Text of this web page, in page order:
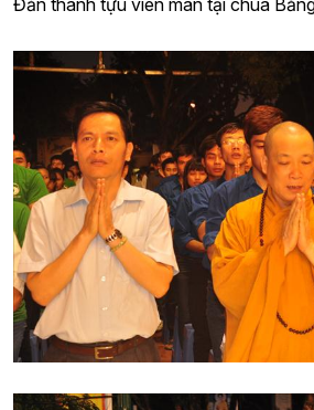
Đản thành tựu viên mãn tại chùa